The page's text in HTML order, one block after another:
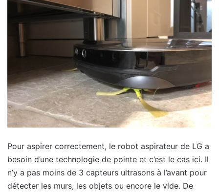
Pour aspirer correctement, le robot aspirateur de LG a
besoin d’une technologie de pointe et c’est le cas ici. Il
n’y a pas moins de 3 capteurs ultrasons à l’avant pour
détecter les murs, les objets ou encore le vide. De